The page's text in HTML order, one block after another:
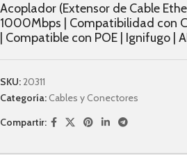
Acoplador (Extensor de Cable
1000Mbps | Compatibilidad con
| Compatible con POE | Igni­fugo |
SKU:20311
Categoría: Cables y Conectores
Compartir: